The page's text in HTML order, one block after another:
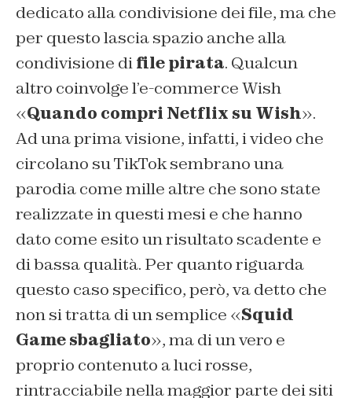
dedicato alla condivisione dei file, ma che
per questo lascia spazio anche alla
condivisione difile pirata. Qualcun
altro coinvolge l’e-commerce Wish
«Quando compri Netflix su Wish».
Ad una prima visione, infatti, i video che
circolano su TikTok sembrano una
parodia come mille altre che sono state
realizzate in questi mesi e che hanno
dato come esito un risultato scadente e
di bassa qualità. Per quanto riguarda
questo caso specifico, però, va detto che
non si tratta di un semplice «Squid
Game sbagliato», ma di un vero e
proprio contenuto a luci rosse,
rintracciabile nella maggior parte dei siti